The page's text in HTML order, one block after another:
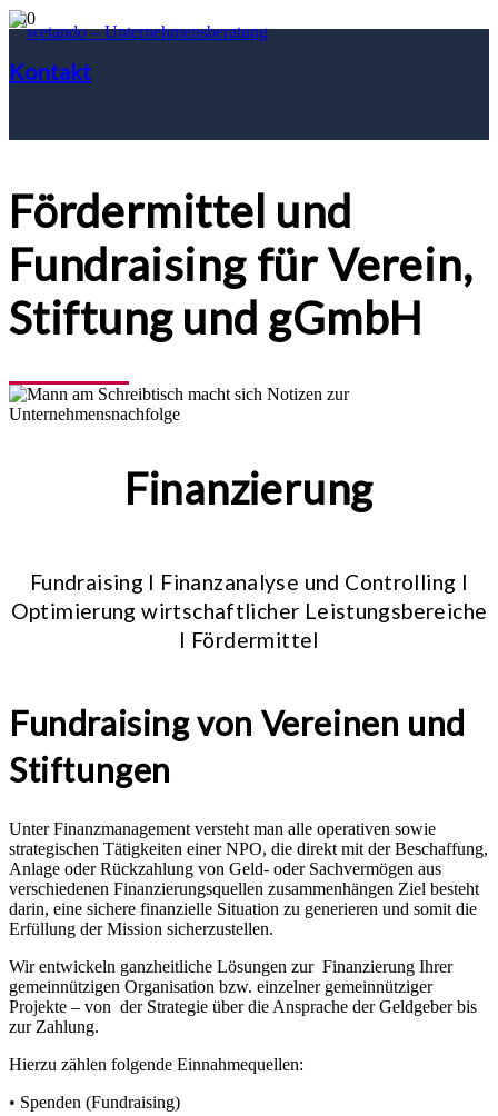
Kontakt
Fördermittel und
Fundraising für Verein,
Stiftung und gGmbH
Finanzierung
Fundraising I Finanzanalyse und Controlling I
Optimierung wirtschaftlicher Leistungsbereiche
I Fördermittel
Fundraising von Vereinen und
Stiftungen
Unter Finanzmanagement versteht man alle operativen sowie
strategischen Tätigkeiten einer NPO, die direkt mit der Beschaffung,
Anlage oder Rückzahlung von Geld- oder Sachvermögen aus
verschiedenen Finanzierungsquellen zusammenhängen Ziel besteht
darin, eine sichere finanzielle Situation zu generieren und somit die
Erfüllung der Mission sicherzustellen.
Wir entwickeln ganzheitliche Lösungen zur Finanzierung Ihrer
gemeinnützigen Organisation bzw. einzelner gemeinnütziger
Projekte – von der Strategie über die Ansprache der Geldgeber bis
zur Zahlung.
Hierzu zählen folgende Einnahmequellen:
• Spenden (Fundraising)